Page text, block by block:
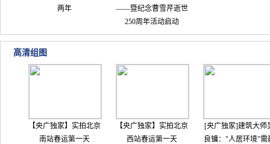
两年
——暨纪念曹雪芹逝世
250周年活动启动
高清组图
【央广独家】实拍北京
南站春运第一天
【央广独家】实拍北京
西站春运第一天
[央广独家]建筑大师
良镛："人居环境"需